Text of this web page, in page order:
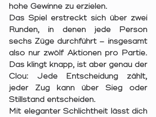
hohe Gewinne zu erzielen.
Das Spiel erstreckt sich über zwei
Runden
sechs Züge durchführt – insgesamt
also nur zwölf Aktionen pro Partie.
Das klingt knapp, ist aber genau der
Clou: Jede Entscheidung zählt,
jeder Zug kann über Sieg oder
Stillstand entscheiden.
Mit eleganter Schlichtheit lässt dich